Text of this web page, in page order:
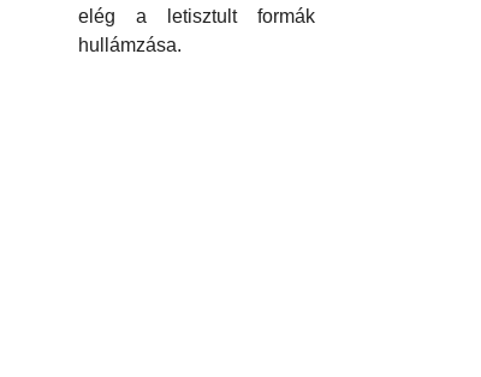
elég a letisztult formák
hullámzása.